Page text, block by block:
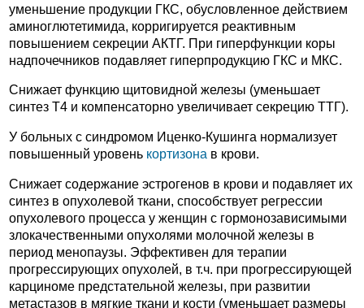
уменьшение продукции ГКС, обусловленное действием
аминоглютетимида, корригируется реактивным
повышением секреции АКТГ. При гиперфункции коры
надпочечников подавляет гиперпродукцию ГКС и МКС.
Снижает функцию щитовидной железы (уменьшает
синтез Т4 и компенсаторно увеличивает секрецию ТТГ).
У больных с синдромом Иценко-Кушинга нормализует
повышенный уровень кортизона в крови.
Снижает содержание эстрогенов в крови и подавляет их
синтез в опухолевой ткани, способствует регрессии
опухолевого процесса у женщин с гормонозависимыми
злокачественными опухолями молочной железы в
период менопаузы. Эффективен для терапии
прогрессирующих опухолей, в т.ч. при прогрессирующей
карциноме предстательной железы, при развитии
метастазов в мягкие ткани и кости (уменьшает размеры